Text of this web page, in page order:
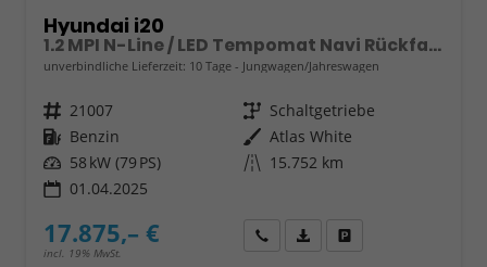
Hyundai i20
1.2 MPI N-Line / LED Tempomat Navi Rückfahrkamera Alu 17"
unverbindliche Lieferzeit: 10 Tage Jungwagen/Jahreswagen
Fahrzeugnr. 21007 Getriebe Schaltgetriebe
Kraftstoff Benzin Außenfarbe Atlas White
Leistung 58 kW (79 PS) Kilometerstand 15.752 km
01.04.2025
17.875,– €
incl. 19% MwSt.
Wir rufen Sie anFahrzeugexposé (PDF)